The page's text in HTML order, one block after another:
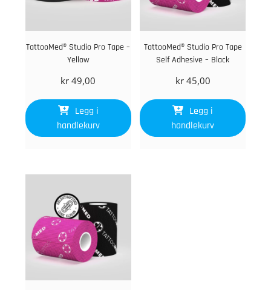
TattooMed® Studio Pro Tape –
Yellow
kr 49,00
Legg i
handlekurv
TattooMed® Studio Pro Tape
Self Adhesive – Black
kr45,00
Legg i
handlekurv